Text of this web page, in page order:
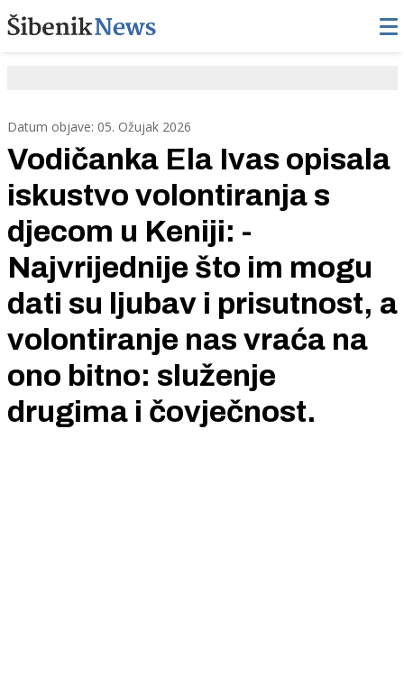
Datum objave: 05. Ožujak 2026
Vodičanka Ela Ivas opisala
iskustvo volontiranja s
djecom u Keniji: -
Najvrijednije što im mogu
dati su ljubav i prisutnost, a
volontiranje nas vraća na
ono bitno: služenje
drugima i čovječnost.